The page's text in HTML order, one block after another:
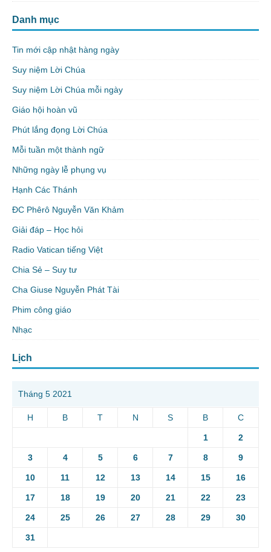
Danh mục
Tin mới cập nhật hàng ngày
Suy niệm Lời Chúa
Suy niệm Lời Chúa mỗi ngày
Giáo hội hoàn vũ
Phút lắng đọng Lời Chúa
Mỗi tuần một thành ngữ
Những ngày lễ phụng vụ
Hạnh Các Thánh
ĐC Phêrô Nguyễn Văn Khảm
Giải đáp – Học hỏi
Radio Vatican tiếng Việt
Chia Sẻ – Suy tư
Cha Giuse Nguyễn Phát Tài
Phim công giáo
Nhạc
Lịch
Tháng 5 2021
H B T N S B C
1 2
3 4 5 6 7 8 9
10 11 12 13 14 15 16
17 18 19 20 21 22 23
24 25 26 27 28 29 30
31